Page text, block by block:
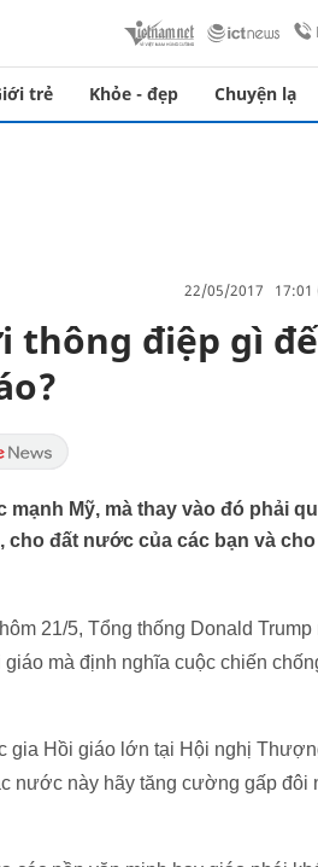
trẻ Khỏe - đẹp Chuyện lạ
22/05/2017 17:01
thông điệp gì
Mỹ, mà thay vào đó phải
đất nước của các bạn và
21/5, Tổng thống Donald Trump
mà định nghĩa cuộc chiến
gia Hồi giáo lớn tại Hội nghị
nước này hãy tăng cường gấp đôi